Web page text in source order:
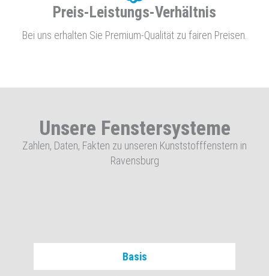
Preis-Leistungs-Verhältnis
Bei uns erhalten Sie Premium-Qualität zu fairen Preisen.
Unsere Fenstersysteme
Zahlen, Daten, Fakten zu unseren Kunststofffenstern in
Ravensburg
Basis